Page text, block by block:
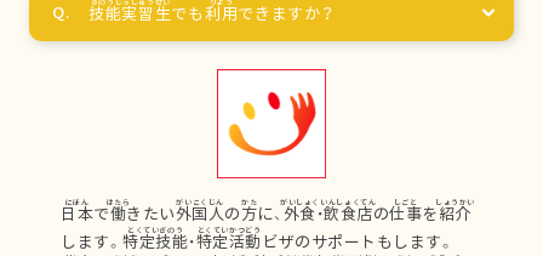
技能実習生でも利用できますか？
日本で働きたい外国人の方に、 外食 ・飲食店の仕事を紹介
します。特定技能・特定活動 ビザのサポートもします。